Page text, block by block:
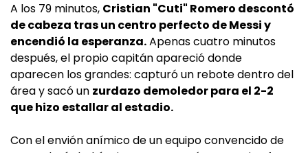
A los 79 minutos, Cristian "Cuti" Romero descontó
de cabeza tras un centro perfecto de Messi y
encendió la esperanza.Apenas cuatro minutos
después, el propio capitán apareció donde
aparecen los grandes: capturó un rebote dentro del
área y sacó un zurdazo demoledor para el 2-2
que hizo estallar al estadio.
Con el envión anímico de un equipo convencido de